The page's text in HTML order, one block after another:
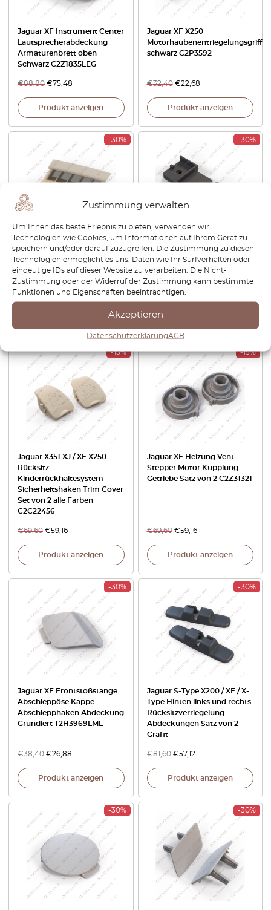
Zustimmung verwalten
Um Ihnen das beste Erlebnis zu bieten, verwenden wir
Technologien wie Cookies, um Informationen auf Ihrem Gerät zu
speichern und/oder darauf zuzugreifen. Die Zustimmung zu diesen
Technologien ermöglicht es uns, Daten wie Ihr Surfverhalten oder
eindeutige IDs auf dieser Website zu verarbeiten. Die Nicht-
Zustimmung oder der Widerruf der Zustimmung kann bestimmte
Funktionen und Eigenschaften beeinträchtigen.
Akzeptieren
DatenschutzerklärungAGB
Jaguar XF Instrument Center
Lautsprecherabdeckung
Armaturenbrett oben
Schwarz C2Z1835LEG
€88,80 €75,48
Produkt anzeigen
Jaguar XF X250
Motorhaubenentriegelungsgriff
schwarz C2P3592
€32,40 €22,68
Produkt anzeigen
-30%
Jaguar XF
Windschutzscheibenentlüftung
Blanking Plug links oder
rechts C2Z3303 / C2Z3304
€ 75,60 € 52,92
-30%
Wasser Ladeluftkühler Halter
€38,40 € 26,88
-15%
Jaguar X351 XJ / XF X250
Rücksitz
Kinderrückhaltesystem
Sicherheitshaken Trim Cover
Set von 2 alle Farben
C2C22456
€69,60 €59,16
Produkt anzeigen
-15%
Jaguar XF Heizung Vent
Stepper Motor Kupplung
Getriebe Satz von 2 C2Z31321
€69,60 €59,16
Produkt anzeigen
-30%
Jaguar XF Frontstoßstange
Abschleppöse Kappe
Abschlepphaken Abdeckung
Grundiert T2H3969LML
€38,40 €26,88
Produkt anzeigen
-30%
Jaguar S-Type X200 / XF / X-
Type Hinten links und rechts
Rücksitzverriegelung
Abdeckungen Satz von 2
Grafit
€81,60 €57,12
Produkt anzeigen
-30% -30%